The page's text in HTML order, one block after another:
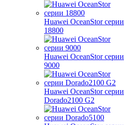
Huawei OceanStor серии
18800
Huawei OceanStor серии
9000
Huawei OceanStor серии
Dorado2100 G2